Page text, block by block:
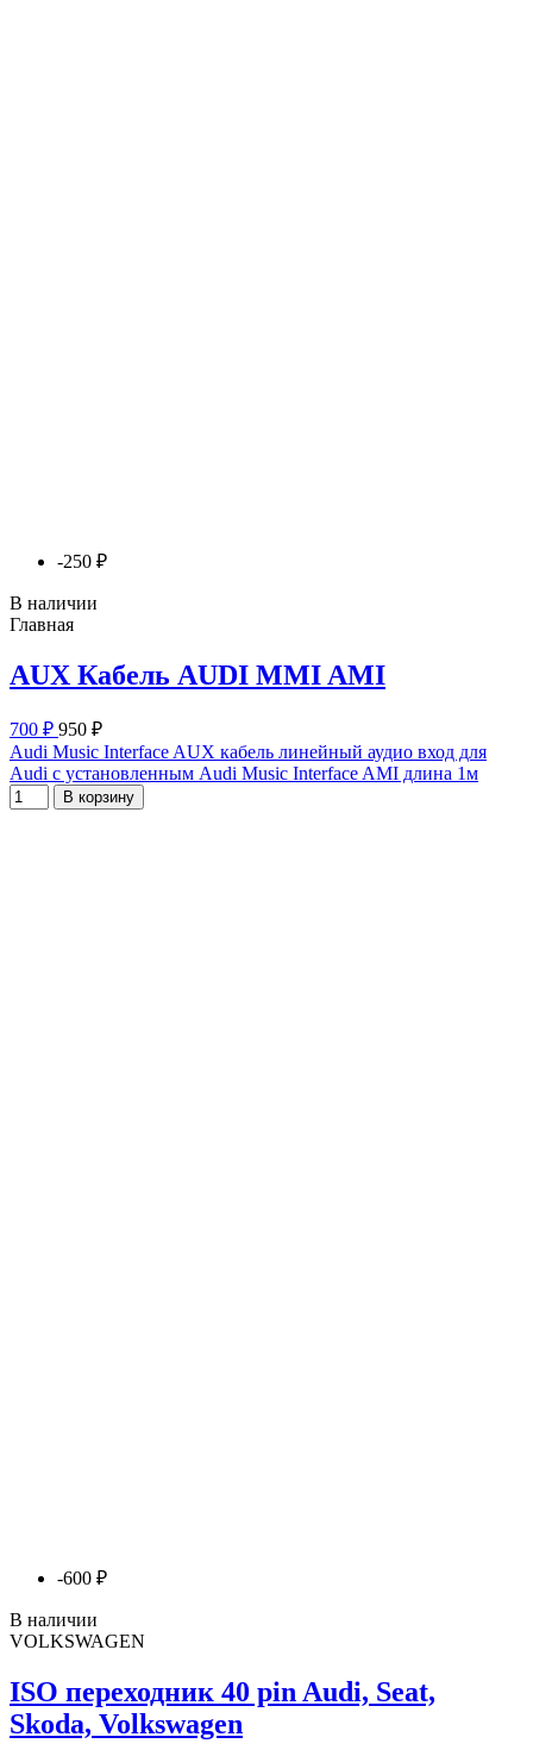
-250 ₽
В наличии
Главная
AUX Кабель AUDI MMI AMI
700 ₽ 950 ₽
Audi Music Interface AUX кабель линейный аудио вход для
Audi с установленным Audi Music Interface AMI длина 1м
В корзину
-600 ₽
В наличии
VOLKSWAGEN
ISO переходник 40 pin Audi, Seat,
Skoda, Volkswagen